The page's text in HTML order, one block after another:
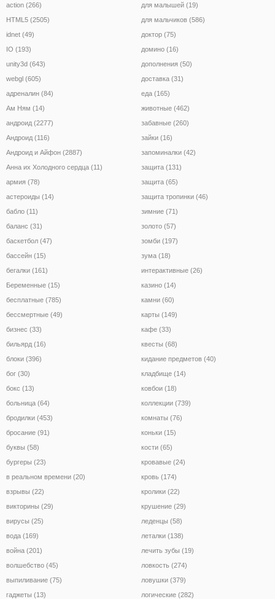
action (266)
HTML5 (2505)
idnet (49)
IO (193)
unity3d (643)
webgl (605)
адреналин (84)
Ам Ням (14)
андроид (2277)
Андроид (116)
Андроид и Айфон (2887)
Анна их Холодного сердца (11)
армия (78)
астероиды (14)
бабло (11)
баланс (31)
баскетбол (47)
бассейн (15)
бегалки (161)
Беременные (15)
бесплатные (785)
бессмертные (49)
бизнес (33)
бильярд (16)
блоки (396)
бог (30)
бокс (13)
больница (64)
бродилки (453)
бросание (91)
буквы (58)
бургеры (23)
в реальном времени (20)
взрывы (22)
викторины (29)
вирусы (25)
вода (169)
война (201)
волшебство (45)
выпиливание (75)
гаджеты (13)
для малышей (19)
для мальчиков (586)
доктор (75)
домино (16)
дополнения (50)
доставка (31)
еда (165)
животные (462)
забавные (260)
зайки (16)
запоминалки (42)
защита (131)
защита (65)
защита тропинки (46)
зимние (71)
золото (57)
зомби (197)
зума (18)
интерактивные (26)
казино (14)
камни (60)
карты (149)
кафе (33)
квесты (68)
кидание предметов (40)
кладбище (14)
ковбои (18)
коллекции (739)
комнаты (76)
коньки (15)
кости (65)
кровавые (24)
кровь (174)
кролики (22)
крушение (29)
леденцы (58)
леталки (138)
лечить зубы (19)
ловкость (274)
ловушки (379)
логические (282)